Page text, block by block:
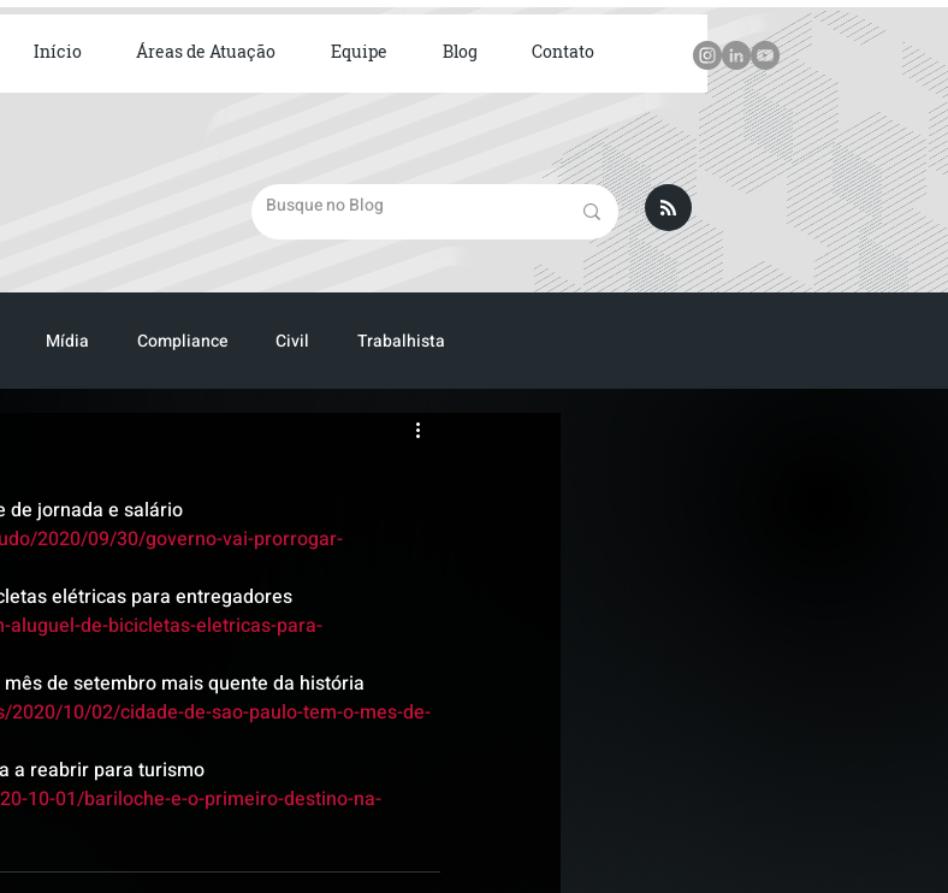
Início Áreas de Atuação Equipe Blog Contato
Mídia Compliance Civil Trabalhista
de jornada e salário
2020/09/30/governo-vai-prorrogar-
elétricas para entregadores
de-bicicletas-eletricas-para-
de setembro mais quente da história
10/02/cidade-de-sao-paulo-tem-o-mes-de-
a reabrir para turismo
10-01/bariloche-e-o-primeiro-destino-na-